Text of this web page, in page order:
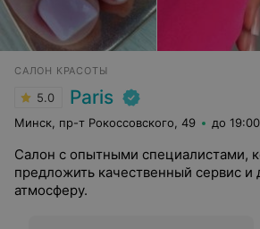
САЛОН КРАСОТЫ
5.0 Paris
Минск, пр-т Рокоссовского, 49 до 19:00
Салон с опытными специалистами,
предложить качественный сервис
атмосферу.